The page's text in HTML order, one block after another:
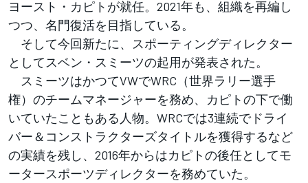
ヨースト・カピトが就任。2021年も、組織を再編し
つつ、名門復活を目指している。
そして今回新たに、スポーティングディレクター
としてスベン・スミーツの起用が発表された。
スミーツはかつてVWでWRC（世界ラリー選手
権）のチームマネージャーを務め、カピトの下で働
いていたこともある人物。WRCでは3連続でドライ
バー＆コンストラクターズタイトルを獲得するなど
の実績を残し、2016年からはカピトの後任としてモ
ータースポーツディレクターを務めていた。